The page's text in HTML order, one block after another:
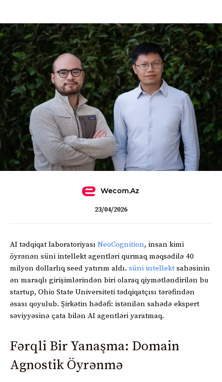
Wecom.az
23/04/2026
AI tədqiqat laboratoriyası NeoCognition, insan kimi
öyrənən süni intellekt agentləri qurmaq məqsədilə 40
milyon dollarlıq seed yatırım aldı. süni intellekt sahəsinin
ən maraqlı girişimlərindən biri olaraq qiymətləndirilən bu
startup, Ohio State Universiteti tədqiqatçısı tərəfindən
əsası qoyulub. Şirkətin hədəfi: istənilən sahədə ekspert
səviyyəsinə çata bilən AI agentləri yaratmaq.
Fərqli Bir Yanaşma: Domain
Agnostik Öyrənmə